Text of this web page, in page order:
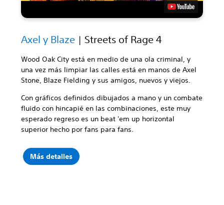
Axel y Blaze | Streets of Rage 4
Wood Oak City está en medio de una ola criminal, y
una vez más limpiar las calles está en manos de Axel
Stone, Blaze Fielding y sus amigos, nuevos y viejos.
Con gráficos definidos dibujados a mano y un combate
fluido con hincapié en las combinaciones, este muy
esperado regreso es un beat 'em up horizontal
superior hecho por fans para fans.
Más detalles